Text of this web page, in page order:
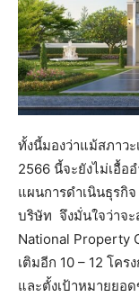
ทั้งนี้มองว่าแม้สภาว
2566 นี้จะยังไม่เอื้
แผนการดำเนินธุรกิ
บริษัท จึงมั่นใจว่าจ
National Property
เติมอีก 10 – 12 โคร
และตั้งเป้าหมายยอ